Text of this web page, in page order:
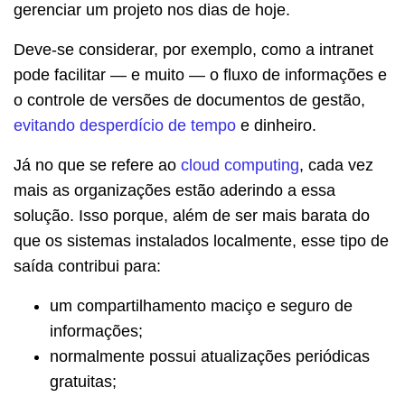
gerenciar um projeto nos dias de hoje.
Deve-se considerar, por exemplo, como a intranet
pode facilitar — e muito — o fluxo de informações e
o controle de versões de documentos de gestão,
evitando desperdício de tempo e dinheiro.
Já no que se refere ao cloud computing, cada vez
mais as organizações estão aderindo a essa
solução. Isso porque, além de ser mais barata do
que os sistemas instalados localmente, esse tipo de
saída contribui para:
um compartilhamento maciço e seguro de
informações;
normalmente possui atualizações periódicas
gratuitas;